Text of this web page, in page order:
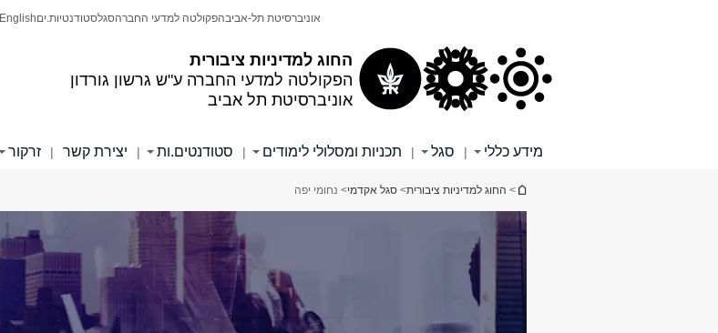
החוג למדיניות ציבורית
הפקולטה למדעי החברה ע"ש גרשון גורדון
אוניברסיטת תל אביב
אוניברסיטת תל-אביבהפקולטה למדעי החברהסגלסטודנטיות.יםEnglish
מידע כללי | סגל | תכניות ומסלולי לימודים | סטודנטים.ות | יצירת קשר | זרקור
הינך נמצא כאן
> החוג למדיניות ציבורית> סגל אקדמי> נחומי יפה